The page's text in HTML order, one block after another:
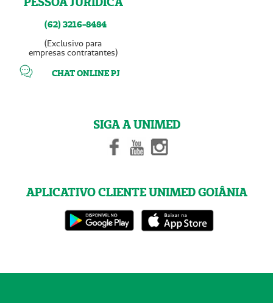
(62) 3216-8484
(Exclusivo para
empresas contratantes)
CHAT ONLINE PJ
SIGA A UNIMED
APLICATIVO CLIENTE UNIMED GOIÂNIA